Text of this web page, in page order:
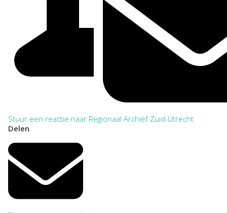
Stuur een reactie naar Regionaal Archief Zuid-Utrecht
Delen